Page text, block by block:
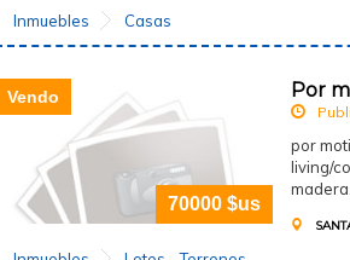
Inmuebles Casas
Vendo
70000 $us
Por
por
living/